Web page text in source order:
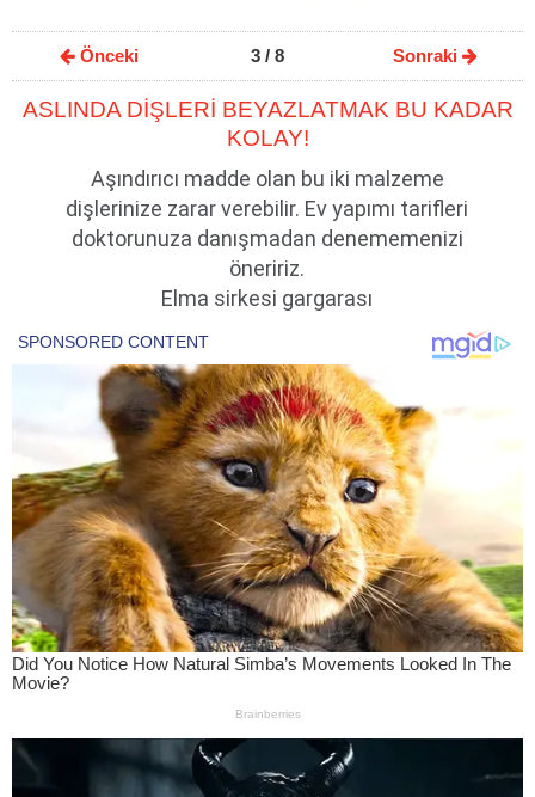
Önceki 3/ 8 Sonraki
ASLINDA DİŞLERİ BEYAZLATMAK BU KADAR
KOLAY!
Aşındırıcı madde olan bu iki malzeme
dişlerinize zarar verebilir. Ev yapımı tarifleri
doktorunuza danışmadan denememenizi
öneririz.
Elma sirkesi gargarası